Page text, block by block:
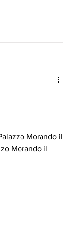
Morando il
Morando il